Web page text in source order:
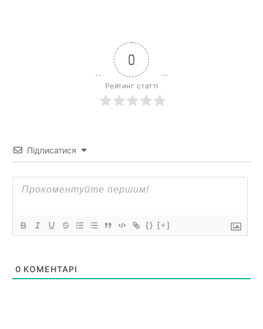
0
Рейтинг статті
Підписатися
{} [+]
0 КОМЕНТАРІ